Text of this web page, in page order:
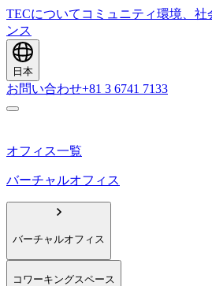
TECについて コミュニティ環境、社
ンス
日本
お問い合わせ+81 3 6741 7133
オフィス一覧
バーチャルオフィス
バーチャルオフィス
コワーキングスペース